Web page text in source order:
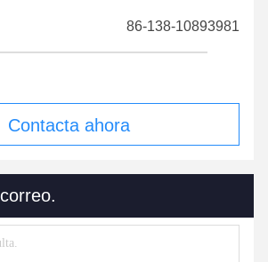
86-138-10893981
Contacta ahora